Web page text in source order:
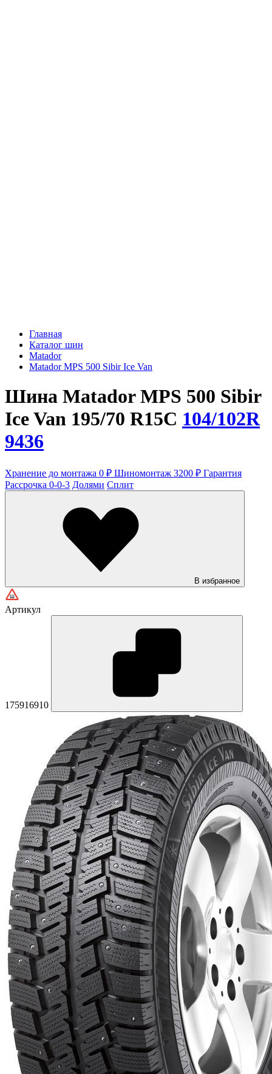
Главная
Каталог шин
Matador
Matador MPS 500 Sibir Ice Van
Шина Matador MPS 500 Sibir
Ice Van 195/70 R15C 104/102R
9436
Хранение до монтажа 0 ₽ Шиномонтаж 3200 ₽ Гарантия
Рассрочка 0-0-3 Долями Сплит
В избранное
Артикул
175916910